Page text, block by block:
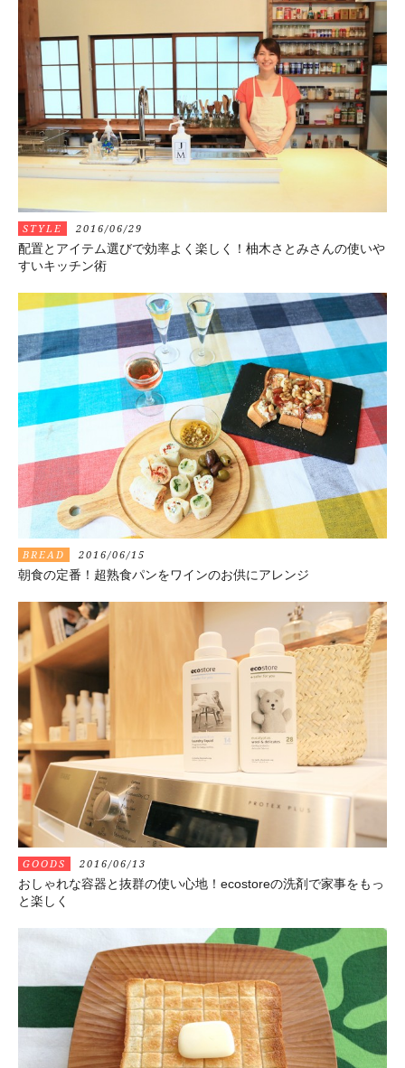
STYLE 2016/06/29
配置とアイテム選びで効率よく楽しく！柚木さとみさんの使いや
すいキッチン術
BREAD 2016/06/15
朝食の定番！超熟食パンをワインのお供にアレンジ
GOODS 2016/06/13
おしゃれな容器と抜群の使い心地！ecostoreの洗剤で家事をもっ
と楽しく